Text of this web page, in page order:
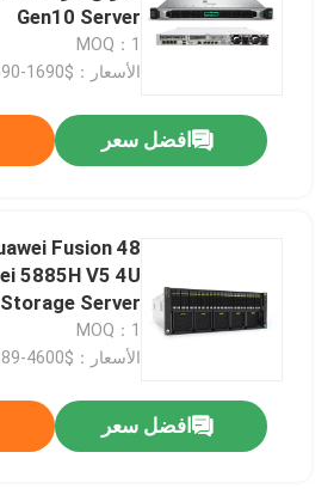
Gen10 Server
MOQ：1
الأسعار：$1690-3590 pcs Negotiable
افضل سعر
Fusion
5885H V5 4U
Storage Server
MOQ：1
الأسعار：$4600-7889 pcs Negotiable
افضل سعر